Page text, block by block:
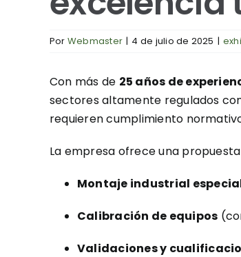
Por Webmaster | 4 de julio de 2025 |
Con más de 25 años de
sectores altamente regulados
requieren cumplimiento
La empresa ofrece una
Montaje industrial
Calibración de equipos
Validaciones y